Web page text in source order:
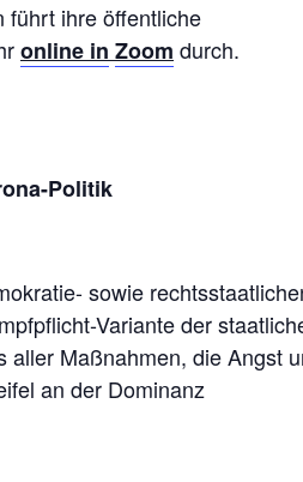
führt ihre öffentliche
online in Zoom durch.
Politik
sowie
Variante der
aller Maßnahmen, die Angst
an der Dominanz